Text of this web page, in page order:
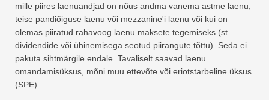
mille piires laenuandjad on nõus andma vanema astme laenu,
teise pandiõiguse laenu või mezzanine'i laenu või kui on
olemas piiratud rahavoog laenu maksete tegemiseks (st
dividendide või ühinemisega seotud piirangute tõttu). Seda ei
pakuta sihtmärgile endale. Tavaliselt saavad laenu
omandamisüksus, mõni muu ettevõte või eriotstarbeline üksus
(SPE).